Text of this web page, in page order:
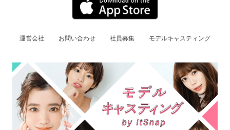
運営会社 お問い合わせ 社員募集 モデルキャスティング